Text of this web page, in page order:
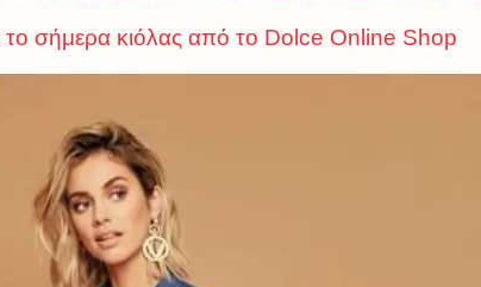
το σήμερα κιόλας από το Dolce Online Shop